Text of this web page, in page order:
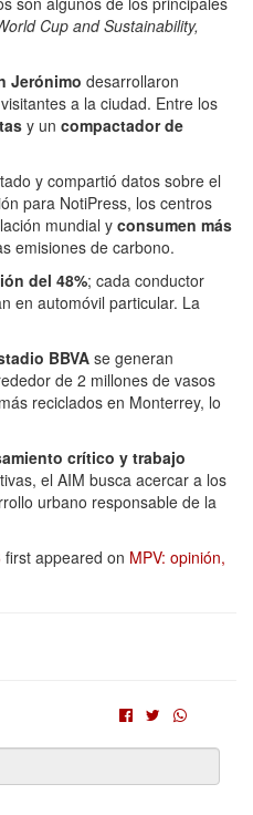
Cup and Sustainability,
Jerónimo desarrollaron
a la ciudad. Entre los
y un compactador de
y compartió datos sobre el
para NotiPress, los centros
mundial yconsumen más
emisiones de carbono.
del 48%; cada conductor
en automóvil particular. La
BBVAse generan
de 2 millones de vasos
reciclados en Monterrey, lo
crítico y trabajo
el AIM busca acercar a los
urbano responsable de la
first appeared on MPV: opinión,